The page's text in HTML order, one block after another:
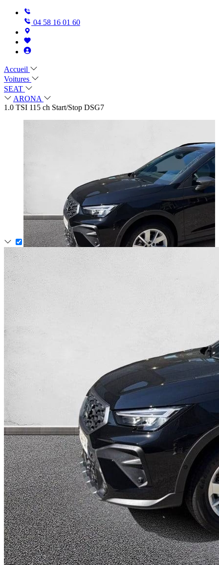
04 58 16 01 60
Accueil
Voitures
SEAT
ARONA
1.0 TSI 115 ch Start/Stop DSG7